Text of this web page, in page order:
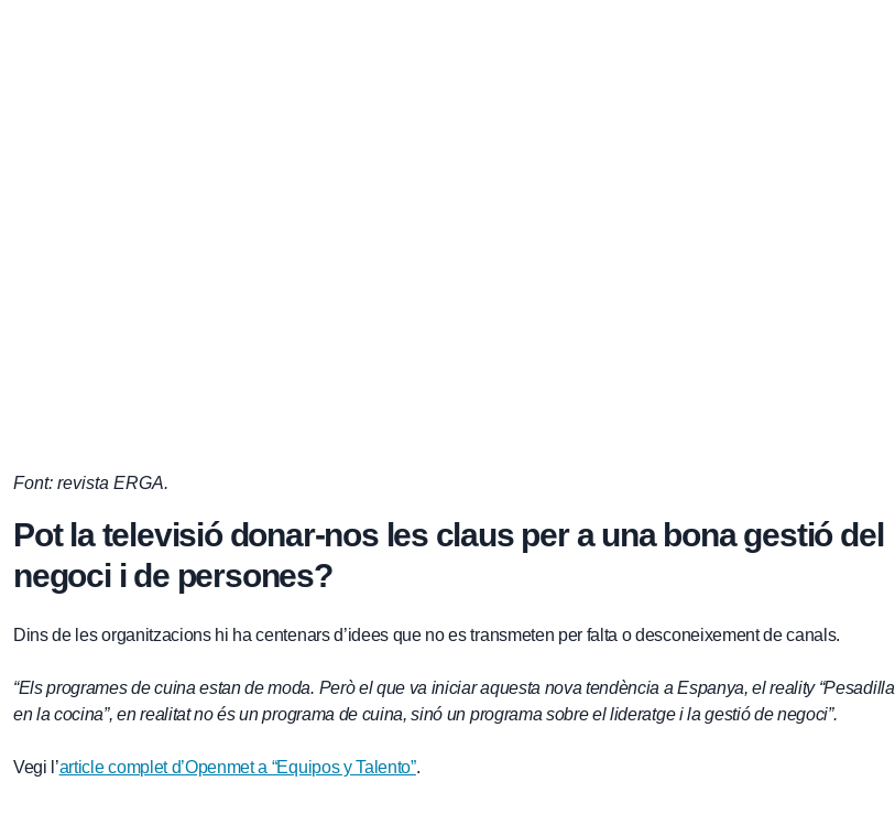
Font: revista ERGA.
Pot la televisió donar-nos les claus per a una bona gestió del
negoci i de persones?
Dins de les organitzacions hi ha centenars d’idees que no es transmeten per falta o desconeixement de canals.
“Els programes de cuina estan de moda. Però el que va iniciar aquesta nova tendència a Espanya, el reality “Pesadilla
en la cocina”, en realitat no és un programa de cuina, sinó un programa sobre el lideratge i la gestió de negoci”.
Vegi l’article complet d’Openmet a “Equipos y Talento”.